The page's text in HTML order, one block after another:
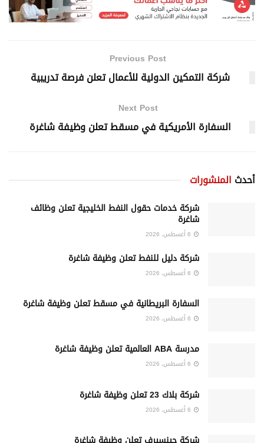
Previous Post
شركة التمكين الدولية للأعمال تعلن فرصة تدريبية
Next Post
السفارة الأمريكية في مسقط تعلن وظيفة شاغرة
أحدث المنشورات
شركة خدمات حقول النفط الخليجية تعلن وظائف
شاغرة
شركة دليل للنفط تعلن وظيفة شاغرة
السفارة البريطانية في مسقط تعلن وظيفة شاغرة
مدرسة ABA العالمية تعلن وظيفة شاغرة
شركة بلاك 23 تعلن وظيفة شاغرة